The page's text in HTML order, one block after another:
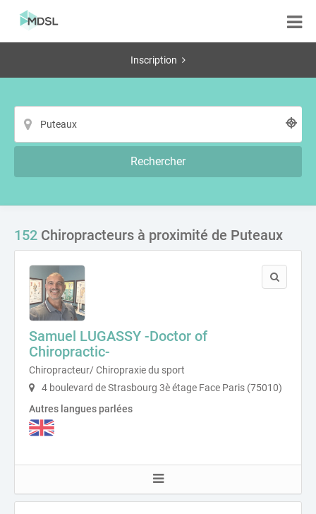
Inscription
Rechercher
152 Chiropracteurs à proximité de Puteaux
Samuel LUGASSY -Doctor of
Chiropractic-
Chiropracteur/ Chiropraxie du sport
4 boulevard de Strasbourg 3è étage Face Paris (75010)
Autres langues parlées